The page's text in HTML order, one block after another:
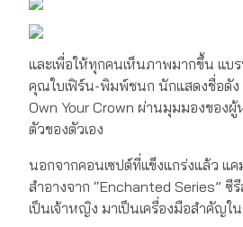
และเพื่อให้ทุกคนเห็นภาพมากขึ้น แบ
คุณใบเฟิร์น-พิมพ์ชนก นักแสดงชื่อดัง
Own Your Crown ผ่านมุมมองของ
ตัวของตัวเอง
นอกจากคอนเซปต์ที่แข็งแกร่งแล้ว แ
สำอางจาก “Enchanted Series” ซี
เป็นเจ้าหญิง มาเป็นเครื่องมือสำคัญใ